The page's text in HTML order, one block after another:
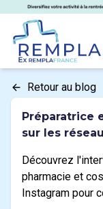
RemplaJob
Retour au blog
Préparatrice
sur les
Découvrez
pharmacie et
Instagram pour
Panneau de gestion